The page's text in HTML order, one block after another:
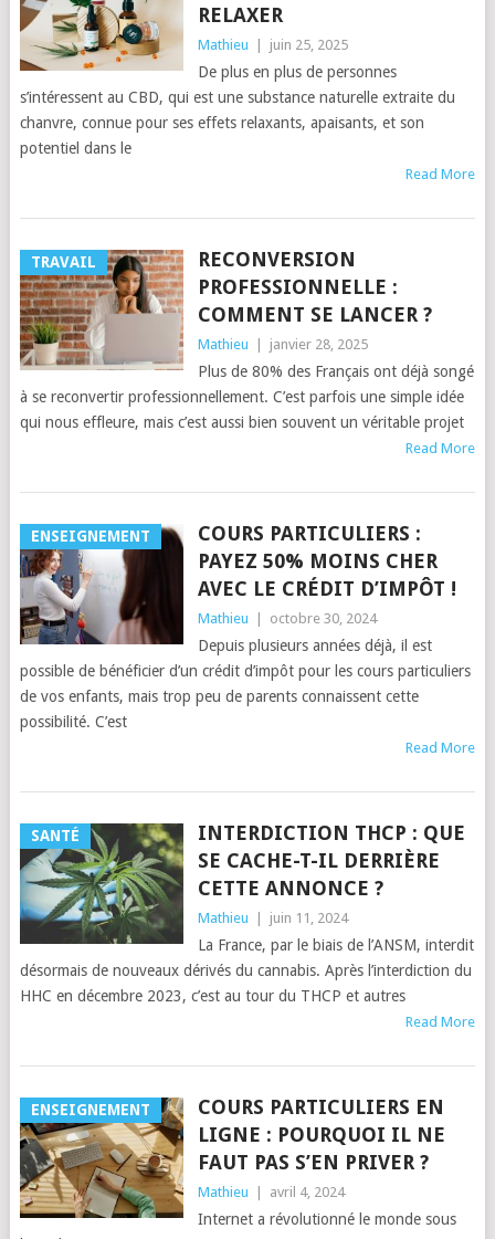
RELAXER
Mathieu | juin 25, 2025
De plus en plus de personnes
s’intéressent au CBD, qui est une substance naturelle extraite du
chanvre, connue pour ses effets relaxants, apaisants, et son
potentiel dans le
Read More
TRAVAIL
RECONVERSION
PROFESSIONNELLE :
COMMENT SE LANCER ?
Mathieu | janvier 28, 2025
Plus de 80% des Français ont déjà songé
à se reconvertir professionnellement. C’est parfois une simple idée
qui nous effleure, mais c’est aussi bien souvent un véritable projet
Read More
ENSEIGNEMENT
COURS PARTICULIERS :
PAYEZ 50% MOINS CHER
AVEC LE CRÉDIT D’IMPÔT !
Mathieu | octobre 30, 2024
Depuis plusieurs années déjà, il est
possible de bénéficier d’un crédit d’impôt pour les cours particuliers
de vos enfants, mais trop peu de parents connaissent cette
possibilité. C’est
Read More
SANTÉ
INTERDICTION THCP : QUE
SE CACHE-T-IL DERRIÈRE
CETTE ANNONCE ?
Mathieu | juin 11, 2024
La France, par le biais de l’ANSM, interdit
désormais de nouveaux dérivés du cannabis. Après l’interdiction du
HHC en décembre 2023, c’est au tour du THCP et autres
Read More
ENSEIGNEMENT
COURS PARTICULIERS EN
LIGNE : POURQUOI IL NE
FAUT PAS S’EN PRIVER ?
Mathieu | avril 4, 2024
Internet a révolutionné le monde sous